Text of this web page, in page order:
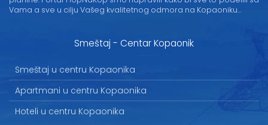
Vama a sve u cilju Vašeg kvalitetnog odmora na Kopaoniku...
Smeštaj - Centar Kopaonik
Smeštaj u centru Kopaonika
Apartmani u centru Kopaonika
Hoteli u centru Kopaonika